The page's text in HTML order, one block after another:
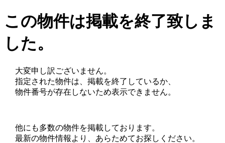
この物件は掲載を終了致しま
した。
大変申し訳ございません。
指定された物件は、掲載を終了しているか、
物件番号が存在しないため表示できません。
他にも多数の物件を掲載しております。
最新の物件情報より、あらためてお探しください。